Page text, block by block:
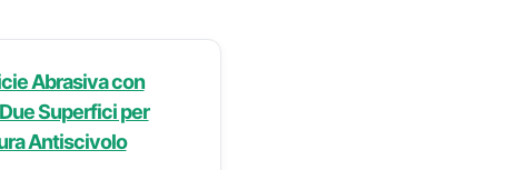
Abrasiva con
Superfici per
Antiscivolo